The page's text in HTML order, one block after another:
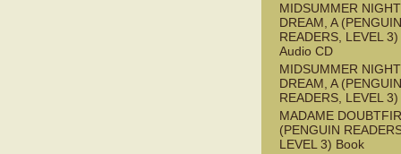
MIDSUMMER
DREAM, A (PENGUIN
READERS, LEVEL
Audio CD
MIDSUMMER
DREAM, A (PENGUIN
READERS, LEVEL
MADAME
(PENGUIN
LEVEL 3) Book